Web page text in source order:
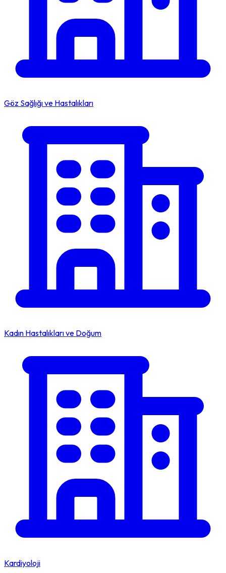
Göz Sağlığı ve Hastalıkları
Kadın Hastalıkları ve Doğum
Kardiyoloji